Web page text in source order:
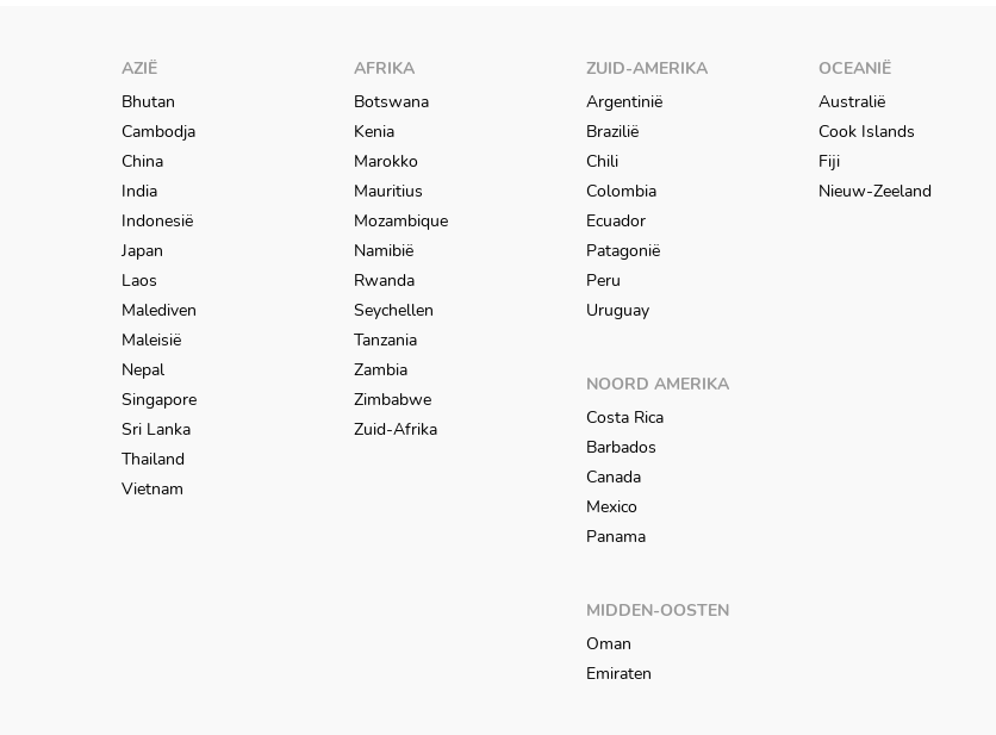
AZIË
Bhutan
Cambodja
China
India
Indonesië
Japan
Laos
Malediven
Maleisië
Nepal
Singapore
Sri Lanka
Thailand
Vietnam
AFRIKA
Botswana
Kenia
Marokko
Mauritius
Mozambique
Namibië
Rwanda
Seychellen
Tanzania
Zambia
Zimbabwe
Zuid-Afrika
ZUID-AMERIKA
Argentinië
Brazilië
Chili
Colombia
Ecuador
Patagonië
Peru
Uruguay
NOORD AMERIKA
Costa Rica
Barbados
Canada
Mexico
Panama
MIDDEN-OOSTEN
Oman
Emiraten
OCEANIË
Australië
Cook Islands
Fiji
Nieuw-Zeeland